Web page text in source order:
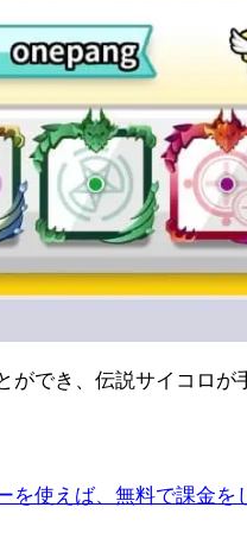
ができ、伝説サイコロが
を使えば、無料で課金